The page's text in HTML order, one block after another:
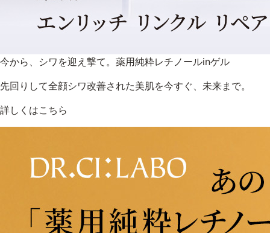
今から、シワを迎え撃て。薬用純粋レチノールinゲル
先回りして全顔シワ改善された美肌を今すぐ、未来まで。
詳しくはこちら